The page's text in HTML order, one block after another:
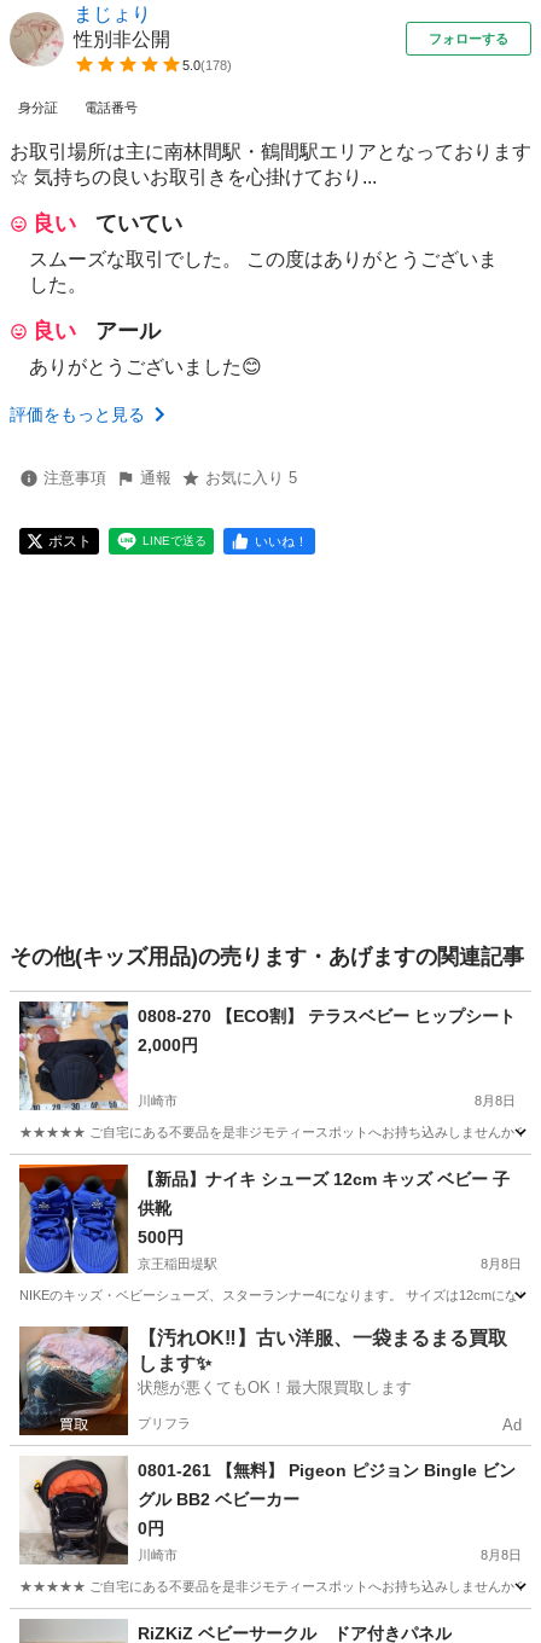
まじょり
性別非公開
5.0(178)
フォローする
身分証 電話番号
お取引場所は主に南林間駅・鶴間駅エリアとなっております
☆ 気持ちの良いお取引きを心掛けており...
良い ていてい
スムーズな取引でした。 この度はありがとうございま
した。
良い アール
ありがとうございました😊
評価をもっと見る
注意事項 通報 お気に入り 5
ポスト LINEで送る いいね！
その他(キッズ用品)の売ります・あげますの関連記事
0808-270 【ECO割】 テラスベビー ヒップシート
2,000円
川崎市 8月8日
★★★★★ ご自宅にある不要品を是非ジモティースポットへお持ち込みしませんか？
神奈川 川崎市 ベビー用品
【新品】ナイキ シューズ 12cm キッズ ベビー 子
供靴
500円
京王稲田堤駅 8月8日
NIKEのキッズ・ベビーシューズ、スターランナー4になります。 サイズは12cmにな
神奈川 川崎市 京王稲田堤駅 キッズ用品 ナイキ
【汚れOK‼️】古い洋服、一袋まるまる買取
します✨
状態が悪くてもOK！最大限買取します
プリフラ Ad
0801-261 【無料】 Pigeon ピジョン Bingle ビン
グル BB2 ベビーカー
0円
川崎市 8月8日
★★★★★ ご自宅にある不要品を是非ジモティースポットへお持ち込みしませんか？
神奈川 川崎市 ベビー用品 Bingle
RiZKiZ ベビーサークル ドア付きパネル